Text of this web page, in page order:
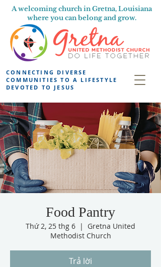
A welcoming church in Gretna, Louisiana
where you can belong and grow.
CONNECTING DIVERSE
COMMUNITIES TO A LIFESTYLE
DEVOTED TO JESUS
Food Pantry
Thứ 2, 25 thg 6
  |
Gretna United
Methodist Church
Trả lời